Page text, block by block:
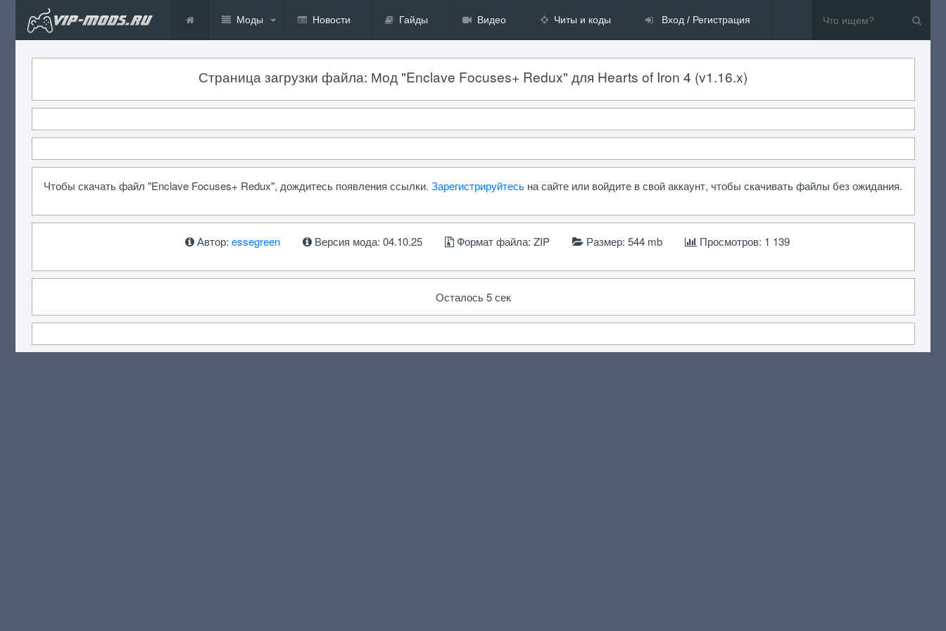
Моды Новости Гайды Видео Читы и коды Вход / Регистрация
Страница загрузки файла: Мод "Enclave Focuses+ Redux" для Hearts of Iron 4 (v1.16.x)
Чтобы скачать файл "Enclave Focuses+ Redux", дождитесь появления ссылки. Зарегистрируйтесь на сайте или войдите в свой аккаунт, чтобы скачивать файлы без ожидания.
Автор: essegreen Версия мода: 04.10.25 Формат файла: ZIP Размер: 544 mb Просмотров: 1 139
Осталось 5 сек